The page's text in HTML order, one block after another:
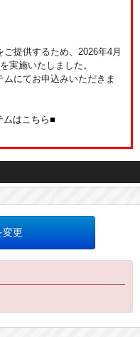
提供するため、2026年4月
実施いたしました。
にてお申込みいただきま
はこちら■
変更